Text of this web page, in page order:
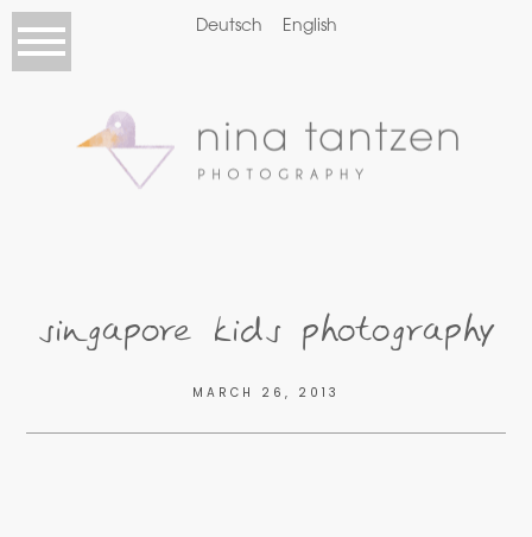
Deutsch English
singapore kids photography
MARCH 26, 2013